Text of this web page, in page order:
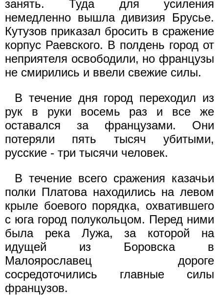
занять. Туда для усиления
немедленно вышла дивизия Брусье.
Кутузов приказал бросить в сражение
корпус Раевского. В полдень город от
неприятеля освободили, но французы
не смирились и ввели свежие силы.
В течение дня город переходил из
рук в руки восемь раз и все же
оставался за французами. Они
потеряли пять тысяч убитыми,
русские - три тысячи человек.
В течение всего сражения казачьи
полки Платова находились на левом
крыле боевого порядка, охватившего
с юга город полукольцом. Перед ними
была река Лужа, за которой на
идущей из Боровска в
Малоярославец дороге
сосредоточились главные силы
французов.